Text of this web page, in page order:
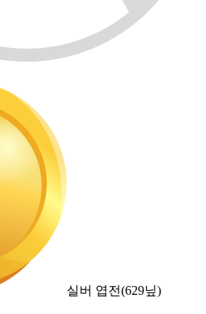
실버 엽전(629닢)